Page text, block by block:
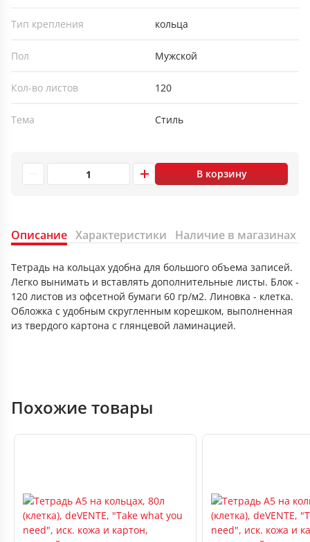
Тип крепления кольца
Пол Мужской
Кол-во листов 120
Тема Стиль
В корзину
Описание Характеристики Наличие в магазинах
Тетрадь на кольцах удобна для большого объема записей.
Легко вынимать и вставлять дополнительные листы. Блок -
120 листов из офсетной бумаги 60 гр/м2. Линовка - клетка.
Обложка с удобным скругленным корешком, выполненная
из твердого картона с глянцевой ламинацией.
Похожие товары